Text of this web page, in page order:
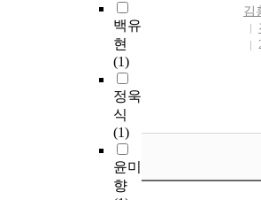
백유
현
(1)
정욱
식
(1)
윤미
향
김